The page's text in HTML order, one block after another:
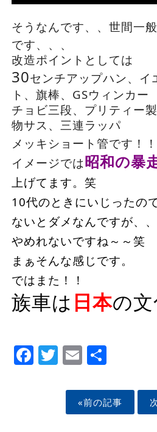
そうなんです、、世間一
です、、、
改造ポイントとしては
30センチアップハン、イ
ト、旗棒、GSウィンカー
チョビ三段、プリティー
物サス、三連ラッパ
メッキショート 管です！！
イメージでは昭和の暴
上げてます。笑
10代のときにいじったの
ないとダメなんですが、、
やめれないですね～～笑
まぁそんな感じです。
ではまた！！
族車は 日本の
Facebook
Twitter
EmailShare
«前の記事